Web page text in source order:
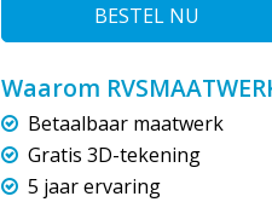
BESTEL NU
Waarom
Betaalbaar maatwerk
Gratis 3D-tekening
5 jaar ervaring